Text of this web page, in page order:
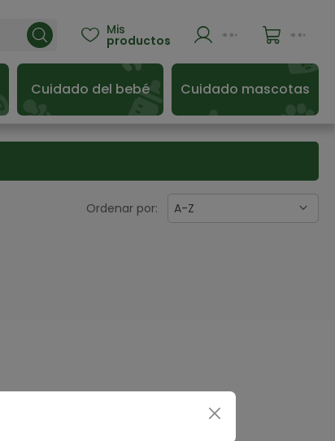
 Mis
productos
Cuidado del bebé Cuidado mascotas
Ordenar por: A-Z